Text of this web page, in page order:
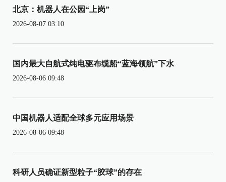
北京：机器人在公园“上岗”
2026-08-07 03:10
国内最大自航式纯电驱布缆船“蓝海领航”下水
2026-08-06 09:48
中国机器人适配全球多元应用场景
2026-08-06 09:48
科研人员确证新型粒子“胶球”的存在